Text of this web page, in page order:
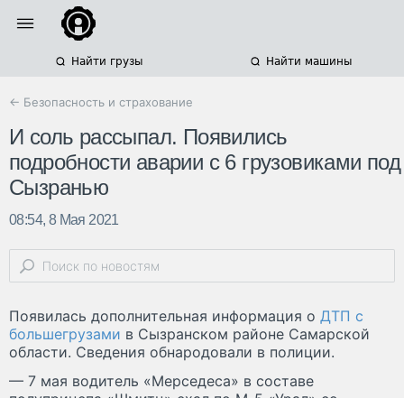
Найти грузы Найти машины
← Безопасность и страхование
И соль рассыпал. Появились
подробности аварии с 6 грузовиками под
Сызранью
08:54, 8 Мая 2021
Появилась дополнительная информация о ДТП с
большегрузами в Сызранском районе Самарской
области. Сведения обнародовали в полиции.
— 7 мая водитель «Мерседеса» в составе